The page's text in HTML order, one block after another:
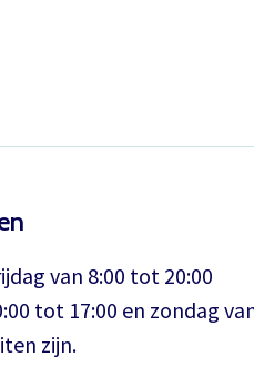
van 8:00 tot 20:00
tot 17:00 en zondag
zijn.